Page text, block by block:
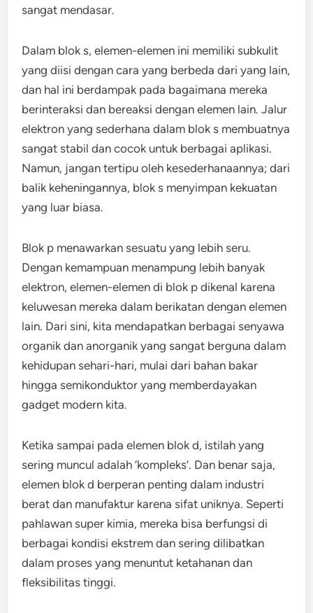
sangat mendasar.
Dalam blok s, elemen-elemen ini memiliki subkulit
yang diisi dengan cara yang berbeda dari yang lain,
dan hal ini berdampak pada bagaimana mereka
berinteraksi dan bereaksi dengan elemen lain. Jalur
elektron yang sederhana dalam blok s membuatnya
sangat stabil dan cocok untuk berbagai aplikasi.
Namun, jangan tertipu oleh kesederhanaannya; dari
balik keheningannya, blok s menyimpan kekuatan
yang luar biasa.
Blok p menawarkan sesuatu yang lebih seru.
Dengan kemampuan menampung lebih banyak
elektron, elemen-elemen di blok p dikenal karena
keluwesan mereka dalam berikatan dengan elemen
lain. Dari sini, kita mendapatkan berbagai senyawa
organik dan anorganik yang sangat berguna dalam
kehidupan sehari-hari, mulai dari bahan bakar
hingga semikonduktor yang memberdayakan
gadget modern kita.
Ketika sampai pada elemen blok d, istilah yang
sering muncul adalah ‘kompleks’. Dan benar saja,
elemen blok d berperan penting dalam industri
berat dan manufaktur karena sifat uniknya. Seperti
pahlawan super kimia, mereka bisa berfungsi di
berbagai kondisi ekstrem dan sering dilibatkan
dalam proses yang menuntut ketahanan dan
fleksibilitas tinggi.